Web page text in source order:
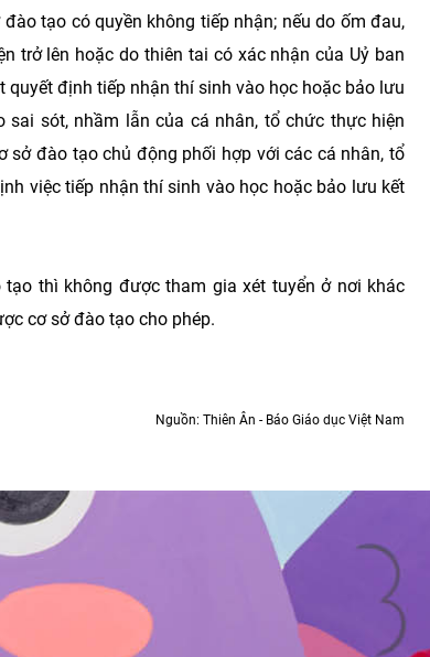
tạo có quyền không tiếp nhận; nếu do ốm đau,
trở lên hoặc do thiên tai có xác nhận của Uỷ ban
quyết định tiếp nhận thí sinh vào học hoặc bảo lưu
sót, nhầm lẫn của cá nhân, tổ chức thực hiện
sở đào tạo chủ động phối hợp với các cá nhân, tổ
việc tiếp nhận thí sinh vào học hoặc bảo lưu kết
thì không được tham gia xét tuyển ở nơi khác
cơ sở đào tạo cho phép.
Nguồn: Thiên Ân - Báo Giáo dục Việt Nam